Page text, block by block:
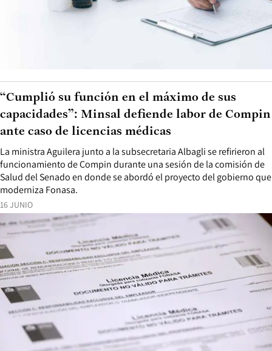
16 JUNIO
La ministra Aguilera junto a la subsecretaria Albagli se refirieron al
funcionamiento de Compin durante una sesión de la comisión de
Salud del Senado en donde se abordó el proyecto del gobierno que
moderniza Fonasa.
“Cumplió su función en el máximo de sus
capacidades”: Minsal defiende labor de Compin
ante caso de licencias médicas